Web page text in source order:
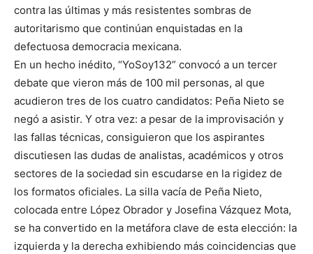
contra las últimas y más resistentes sombras de
autoritarismo que continúan enquistadas en la
defectuosa democracia mexicana.
En un hecho inédito, “YoSoy132” convocó a un tercer
debate que vieron más de 100 mil personas, al que
acudieron tres de los cuatro candidatos: Peña Nieto se
negó a asistir. Y otra vez: a pesar de la improvisación y
las fallas técnicas, consiguieron que los aspirantes
discutiesen las dudas de analistas, académicos y otros
sectores de la sociedad sin escudarse en la rigidez de
los formatos oficiales. La silla vacía de Peña Nieto,
colocada entre López Obrador y Josefina Vázquez Mota,
se ha convertido en la metáfora clave de esta elección: la
izquierda y la derecha exhibiendo más coincidencias que